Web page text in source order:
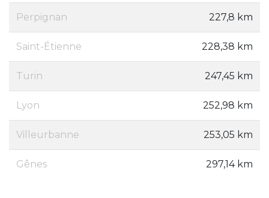
Perpignan 227,8 km
Saint-Étienne 228,38 km
Turin 247,45 km
Lyon 252,98 km
Villeurbanne 253,05 km
Gênes 297,14 km